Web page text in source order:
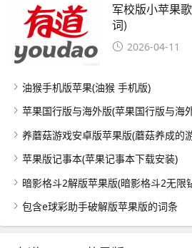
军校版小苹果
词)
2026-04-11
油猴手机版苹果(油猴 手机版)
苹果国行版与海外版(苹果国行版与海
养蘑菇游戏安卓版苹果版(蘑菇养成的
苹果版记事本(苹果记事本下载安装)
暗影格斗2解版苹果版(暗影格斗2无限
包含e球彩助手破解版苹果版的词条